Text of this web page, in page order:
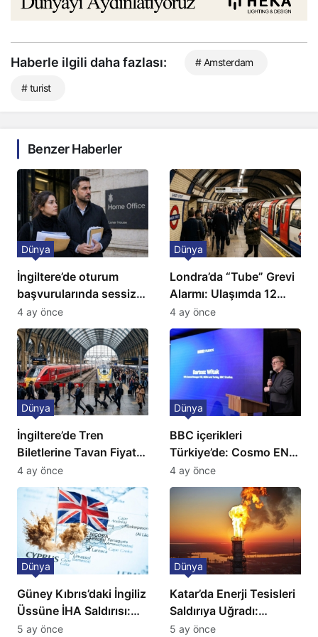
Haberle ilgili daha fazlası: # Amsterdam
# turist
Benzer Haberler
İngiltere’de oturum
başvurularında sessiz
kriz: Büyükelçilikten
açıklama!
Dünya
4 ay önce
Londra’da “Tube” Grevi
Alarmı: Ulaşımda 12
Günlük Kaos Kapıda
Dünya
4 ay önce
İngiltere’de Tren
Biletlerine Tavan Fiyat:
Ulaşımda Yeni
Düzenleme
Dünya
4 ay önce
BBC içerikleri
Türkiye’de: Cosmo EN
ve BBC Player yayında
Dünya
4 ay önce
Güney Kıbrıs’daki İngiliz
Üssüne İHA Saldırısı:
Patlama, Sirenler ve
Dünya
5 ay önce
Katar’da Enerji Tesisleri
Saldırıya Uğradı:
Avrupa’da Doğalgaz
Dünya
5 ay önce